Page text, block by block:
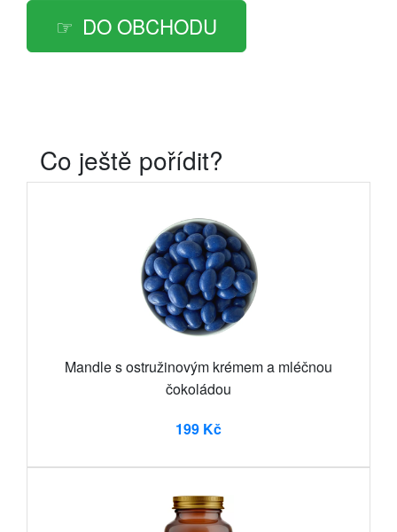
DO OBCHODU
Co ještě pořídit?
Mandle s ostružinovým krémem a mléčnou
čokoládou
199 Kč